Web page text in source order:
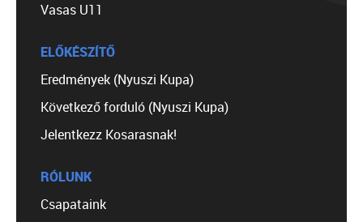
Vasas U11
ELŐKÉSZÍTŐ
Eredmények (Nyuszi Kupa)
Következő forduló (Nyuszi Kupa)
Jelentkezz Kosarasnak!
RÓLUNK
Csapataink